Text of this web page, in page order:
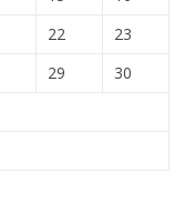
22
23
29
30